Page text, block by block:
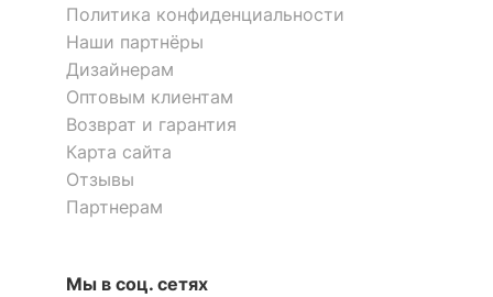
Политика конфиденциальности
Наши партнёры
Дизайнерам
Оптовым клиентам
Возврат и гарантия
Карта сайта
Отзывы
Партнерам
Мы в соц. сетях